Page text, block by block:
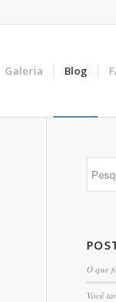
Galeria Blog
O que
Você